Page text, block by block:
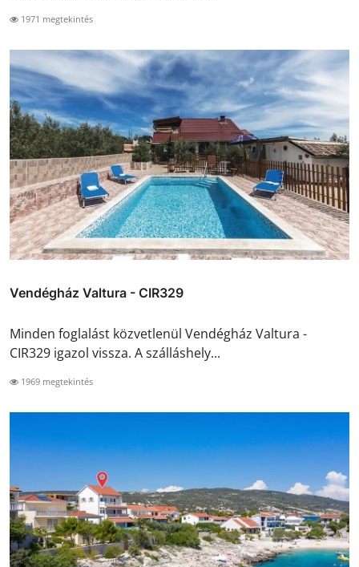
1971 megtekintés
Vendégház Valtura - CIR329
Minden foglalást közvetlenül Vendégház Valtura -
CIR329 igazol vissza. A szálláshely...
1969 megtekintés